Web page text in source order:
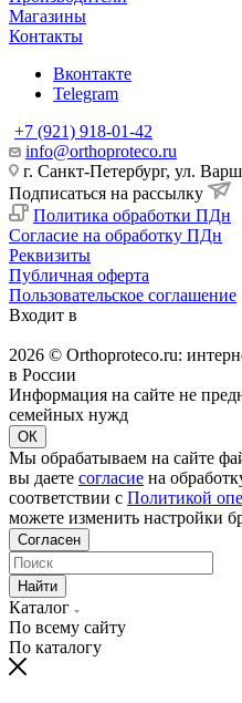
Магазины
Контакты
Вконтакте
Telegram
+7 (921) 918-01-42
info@orthoproteco.ru
г. Санкт-Петербург, ул.
Подписаться на рассылку
Политика обработки ПДн
Согласие на обработку ПДн
Реквизиты
Публичная оферта
Пользовательское соглашение
Входит в
2026 © Orthoproteco.ru:
в России
Информация на сайте не
семейных нужд
ОК
Мы обрабатываем на сайте
вы даете согласие на
соответствии с Политикой
можете изменить настройки
Согласен
Найти
Каталог
По всему сайту
По каталогу